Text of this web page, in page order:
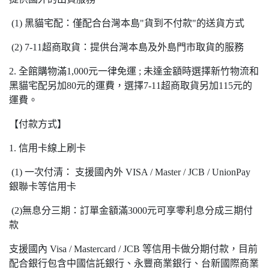
(1) 黑貓宅配：僅配合台灣本島"貨到不付款"的送貨方式
(2) 7-11超商取貨：提供台灣本島及外島門市取貨的服務
2. 全館購物滿1,000元一律免運 ; 未達金額時選擇新竹物流和
黑貓宅配另加80元的運費，選擇7-11超商取貨另加115元的
運費。
【付款方式】
1. 信用卡線上刷卡
(1) 一次付清： 支援國內外 VISA / Master / JCB / UnionPay
銀聯卡等信用卡
(2)無息分三期：訂單金額滿3000元可享零利息分成三期付
款
支援國內 Visa / Mastercard / JCB 等信用卡做分期付款，目前
配合銀行包含中國信託銀行、永豐商業銀行、台新國際商業